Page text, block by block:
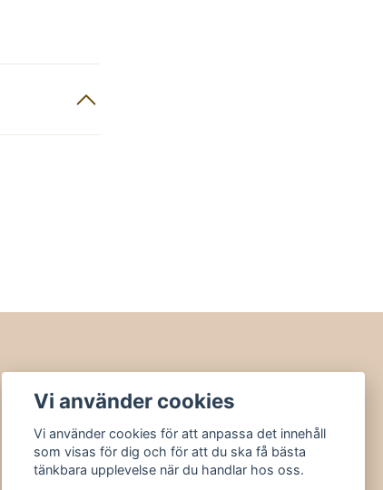
Vi använder cookies
Vi använder cookies för att anpassa det innehåll
som visas för dig och för att du ska få bästa
tänkbara upplevelse när du handlar hos oss.